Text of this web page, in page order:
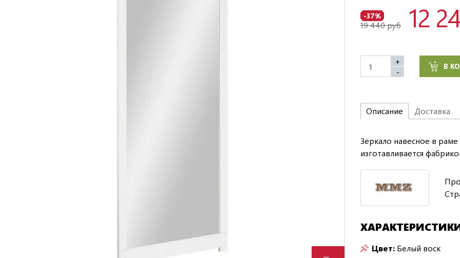
-37%
19 440 руб 12
+
-
В
Описание Доставка
Зеркало навесное в
изготавливается
Цвет: Белый воск